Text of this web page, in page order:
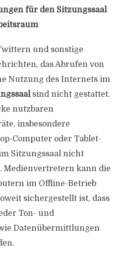
für den Sitzungssaal
und sonstige
das Abrufen von
Nutzung des Internets im
sind nicht gestattet.
nutzbaren
insbesondere
Computer oder Tablet-
Sitzungssaal nicht
Medienvertretern kann die
im Offline-Betrieb
sichergestellt ist, dass
Ton- und
Datenübermittlungen